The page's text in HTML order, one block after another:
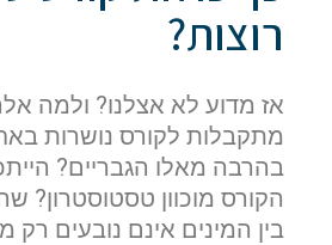
רוצות?
אז מדוע לא אצלנו? ולמה
מתקבלות לקורס נושרות
בהרבה מאלו הגבריים?
הקורס מוכוון טסטוסטרון?
בין המינים אינם נובעים רק